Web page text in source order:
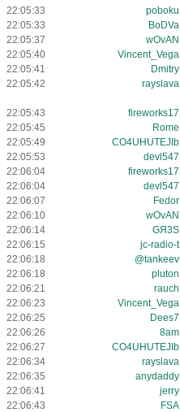
22:05:33
poboku
22:05:33
BoDVa
22:05:37
wOvAN
22:05:40
Vincent_Vega
22:05:41
Dmitry
22:05:42
rayslava
22:05:43
fireworks17
22:05:45
Rome
22:05:49
CO4UHUTEJIb
22:05:53
devl547
22:06:04
fireworks17
22:06:04
devl547
22:06:07
Fedor
22:06:10
wOvAN
22:06:14
GЯ3S
22:06:15
jc-radio-t
22:06:18
@tankeev
22:06:18
pluton
22:06:21
rauch
22:06:23
Vincent_Vega
22:06:25
Dees7
22:06:26
8am
22:06:27
CO4UHUTEJIb
22:06:34
rayslava
22:06:35
anydaddy
22:06:41
jerry
22:06:43
FSA